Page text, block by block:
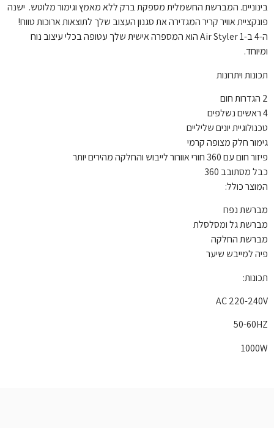
בינוניים. המברשת החשמלית מספקת ברק ללא מאמץ וגימור מלוטש. ישנה
פונקציית אוויר קריר המגדירה את סגנון העצוב שלך לתוצאות ארוכות טווח!
ה-4 ב-1 Air Styler הוא המספרה אישית שלך עטופה בכלי עיצוב נוח
ומיוחד.
תכונות ויתרונות
2 הגדרות חום
4 ראשים נשלפים
טכנולוגיית יונים שליליים
גימור חלק מצופה קרמי
פיזור חום עם 360 חורי אוורור לייבוש והחלקה מהירים יותר
כבל מסתובב 360
המוצר כולל:
מברשת נפח
מברשת גל ומסלסלת
מברשת החלקה
פיה למייבש שיער
תכונות:
AC 220-240V
50-60HZ
1000W